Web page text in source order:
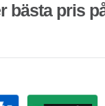
bästa pris